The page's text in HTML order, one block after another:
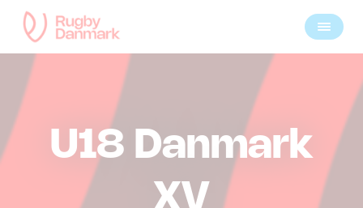
U18 Danmark
XV